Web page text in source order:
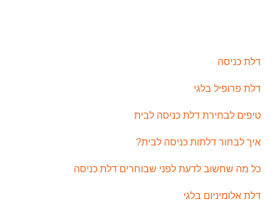
דלת כניסה
דלת פרופיל בלגי
טיפים לבחירת דלת כניסה לבית
איך לבחור דלתות כניסה לבית?
כל מה שחשוב לדעת לפני שבוחרים דלת כניסה
דלת אלומיניום בלגי